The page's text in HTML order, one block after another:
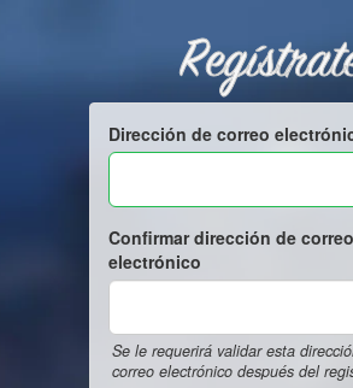
Dirección de correo
Confirmar dirección de correo
electrónico
Se le requerirá validar esta
correo electrónico después del